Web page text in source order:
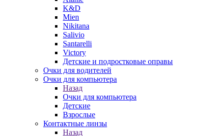
K&D
Mien
Nikitana
Salivio
Santarelli
Victory
Детские и подростковые оправы
Очки для водителей
Очки для компьютера
Назад
Очки для компьютера
Детские
Взрослые
Контактные линзы
Назад